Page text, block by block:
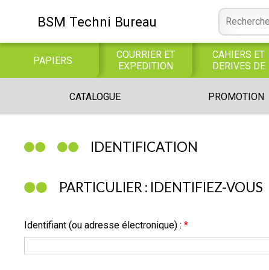
BSM Techni Bureau
PAPIERS
COURRIER ET
EXPEDITION
CAHIERS ET
DERIVES DE
PAPIER
BUREAUTIQUE INFORMATIQUE
INFORMATIQUES
CATALOGUE PROMOTION
IDENTIFICATION
PARTICULIER : IDENTIFIEZ-VOUS
Identifiant (ou adresse électronique) : *